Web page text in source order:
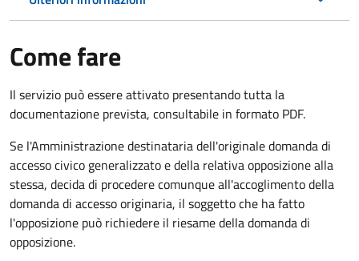
Come fare
Il servizio può essere attivato presentando tutta la
documentazione prevista, consultabile in formato PDF.
Se l'Amministrazione destinataria dell'originale domanda di
accesso civico generalizzato e della relativa opposizione alla
stessa, decida di procedere comunque all'accoglimento della
domanda di accesso originaria, il soggetto che ha fatto
l'opposizione può richiedere il riesame della domanda di
opposizione.